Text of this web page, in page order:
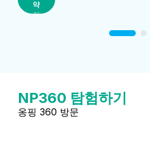
약
하
NP360 탐험하기
옹핑 360 방문